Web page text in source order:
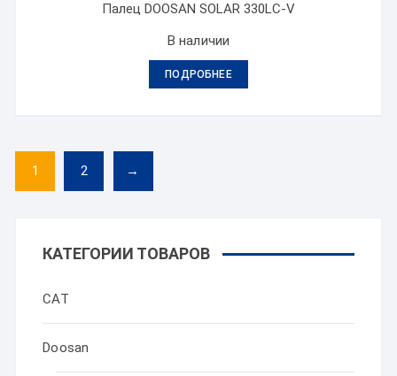
Палец DOOSAN SOLAR 330LC-V
В наличии
ПОДРОБНЕЕ
1 2 →
КАТЕГОРИИ ТОВАРОВ
CAT
Doosan